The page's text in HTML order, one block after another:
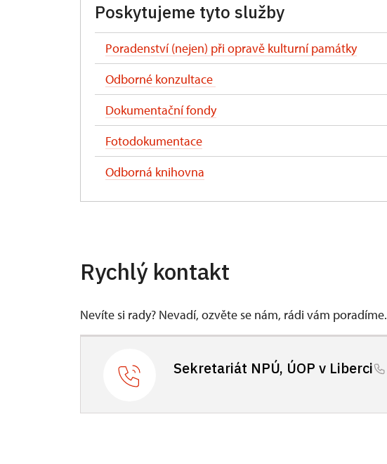
Poskytujeme tyto služby
Poradenství (nejen) při opravě kulturní památky
Odborné konzultace
Dokumentační fondy
Fotodokumentace
Odborná knihovna
Rychlý kontakt
Nevíte si rady? Nevadí, ozvěte se nám, rádi vám poradíme.
Sekretariát NPÚ, ÚOP v Liberci